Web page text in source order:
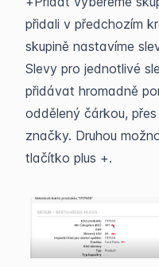
přidali v předchozím
skupině nastavíme
Slevy pro jednotlivé
přidávat hromadně
oddělený čárkou,
značky. Druhou
tlačítko plus +.